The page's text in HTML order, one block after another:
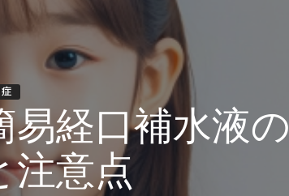
易経口補水液の
注意点